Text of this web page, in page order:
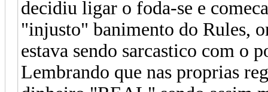
decidiu ligar o foda-se e
"injusto" banimento do Rules,
estava sendo sarcastico com o
Lembrando que nas proprias